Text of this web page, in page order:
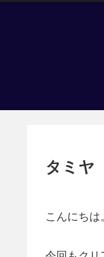
タミヤ
こんにちは